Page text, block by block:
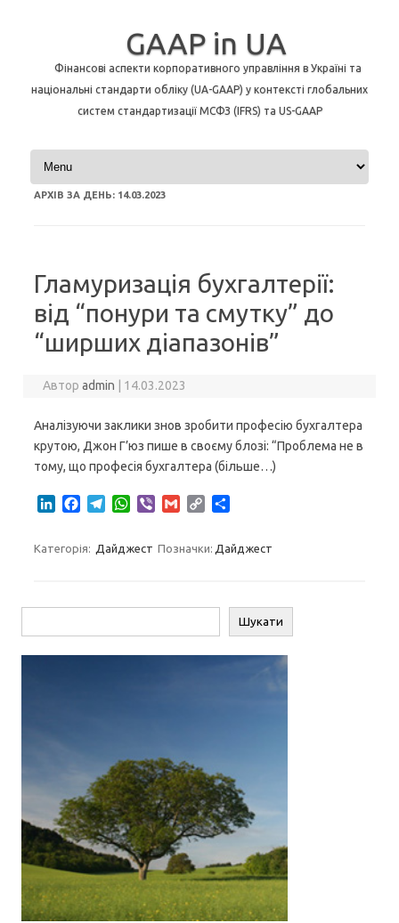
GAAP in UA
Фінансові аспекти корпоративного управління в Україні та
національні стандарти обліку (UA-GAAP) у контексті глобальних
систем стандартизації МСФЗ (IFRS) та US-GAAP
Перейти до контенту
АРХІВ ЗА ДЕНЬ: 14.03.2023
Гламуризація бухгалтерії:
від “понури та смутку” до
“ширших діапазонів”
Авторadmin 14.03.2023
Аналізуючи заклики знов зробити професію бухгалтера
крутою, Джон Г’юз пише в своєму блозі: “Проблема не в
тому, що професія бухгалтера (більше…)
k
I
e
o
e
a
W
t
p
e
i
y
n
r
Категорія: Дайджест Позначки: Дайджест
Шукати